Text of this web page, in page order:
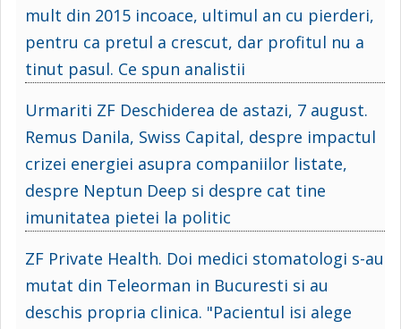
mult din 2015 incoace, ultimul an cu pierderi,
pentru ca pretul a crescut, dar profitul nu a
tinut pasul. Ce spun analistii
Urmariti ZF Deschiderea de astazi, 7 august.
Remus Danila, Swiss Capital, despre impactul
crizei energiei asupra companiilor listate,
despre Neptun Deep si despre cat tine
imunitatea pietei la politic
ZF Private Health. Doi medici stomatologi s-au
mutat din Teleorman in Bucuresti si au
deschis propria clinica. "Pacientul isi alege